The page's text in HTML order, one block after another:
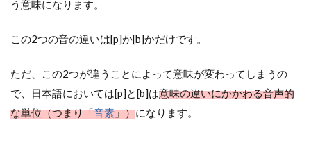
う意味になります。
この2つの音の違いは[p]か[b]かだけです。
ただ、この2つが違うことによって意味が変わってしまうの
で、日本語においては[p]と[b]は意味の違いにかかわる音声的
な単位（つまり「音素」）になります。